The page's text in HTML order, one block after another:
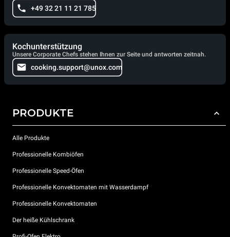
+49 32 21 11 21 785
Kochunterstützung
Unsere Corporate Chefs stehen Ihnen zur Seite und antworten zeitnah.
cooking.support@unox.com
PRODUKTE
Alle Produkte
Professionelle Kombiöfen
Professionelle Speed-Öfen
Professionelle Konvektomaten mit Wasserdampf
Professionelle Konvektomaten
Der heiße Kühlschrank